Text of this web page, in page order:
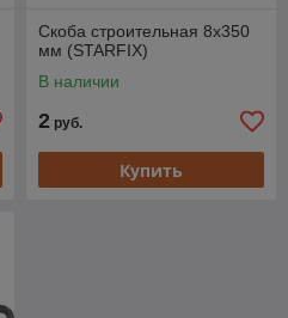
Скоба строительная 8х350
мм (STARFIX)
В наличии
2 руб.
Купить